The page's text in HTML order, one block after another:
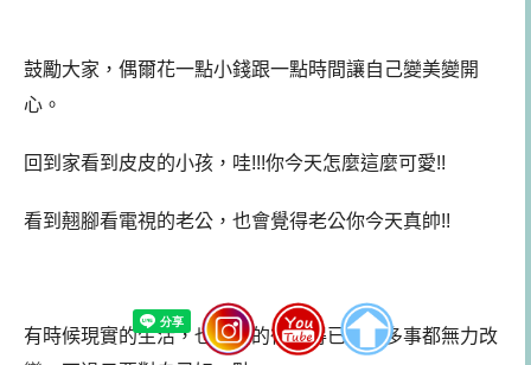
鼓勵大家，偶爾花一點小錢跟一點時間讓自己變美變開
心。
回到家看到皮皮的小孩，哇!!!你今天怎麼這麼可愛!!
看到翹腳看電視的老公，也會覺得老公你今天真帥!!
有時候現實的生活，也許真的很不得已，很多事都無力改